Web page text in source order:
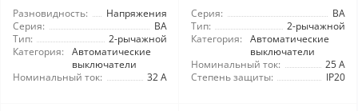
Разновидность:
Напряжения
Серия:
ВА
Тип:
2-рычажной
Категория:
Автоматические
выключатели
Номинальный ток:
32 А
Серия:
ВА
Тип:
2-рычажной
Категория:
Автоматические
выключатели
Номинальный ток:
25 А
Степень защиты:
IP20